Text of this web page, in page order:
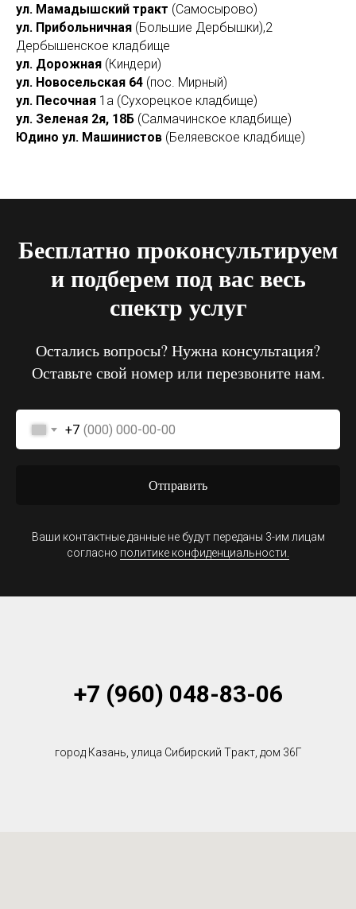
ул. Мамадышский тракт (Самосырово)
ул. Прибольничная (Большие Дербышки),2
Дербышенское кладбище
ул. Дорожная (Киндери)
ул. Новосельская 64 (пос. Мирный)
ул. Песочная 1а (Сухорецкое кладбище)
ул. Зеленая 2я, 18Б (Салмачинское кладбище)
Юдино ул. Машинистов (Беляевское кладбище)
Бесплатно проконсультируем
и подберем под вас весь
спектр услуг
Остались вопросы? Нужна консультация?
Оставьте свой номер или перезвоните нам.
+7
Отправить
Ваши контактные данные не будут переданы 3-им лицам
согласно политике конфиденциальности.
+7 (960) 048-83-06
город Казань, улица Сибирский Tракт, дом 36Г